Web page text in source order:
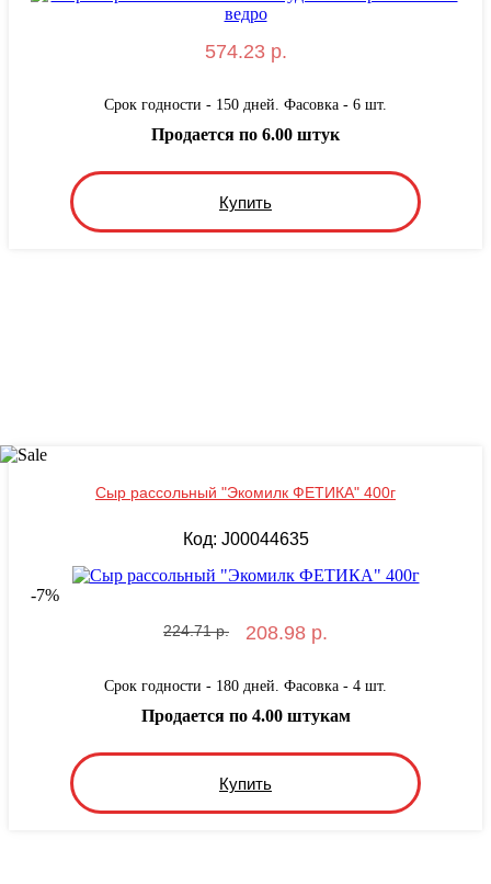
574.23 р.
Срок годности - 150 дней. Фасовка - 6 шт.
Купить
Продается по 6.00 штук
Сыр рассольный "Экомилк ФЕТИКА" 400г
Код: J00044635
-7%
224.71 р. 208.98 р.
Срок годности - 180 дней. Фасовка - 4 шт.
Купить
Продается по 4.00 штукам